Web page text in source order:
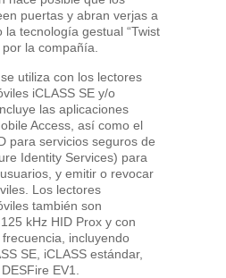
puertas y abran verjas a
la tecnología gestual “Twist
la compañía.
utiliza con los lectores
iCLASS SE y/o
las aplicaciones
Access, así como el
para servicios seguros de
Identity Services) para
y emitir o revocar
Los lectores
también son
kHz HID Prox y con
incluyendo
SE, iCLASS estándar,
EV1.